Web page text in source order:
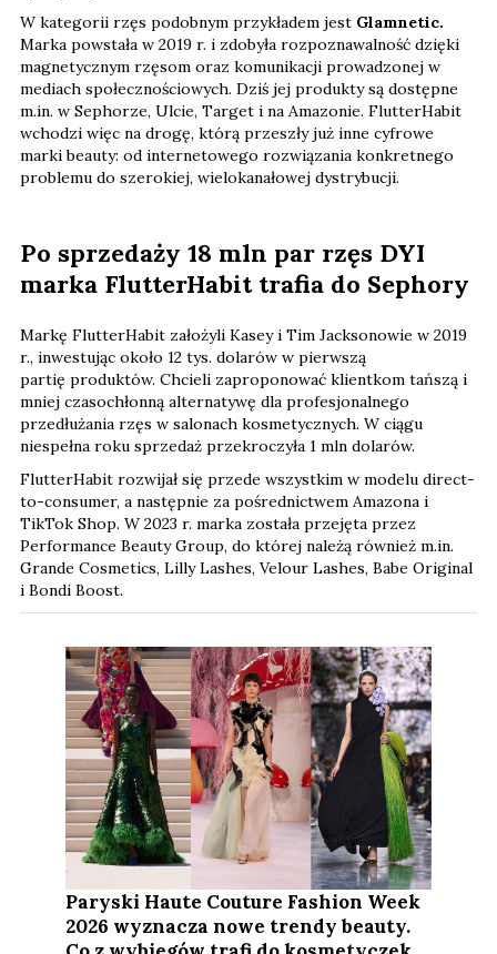
W kategorii rzęs podobnym przykładem jest Glamnetic.
Marka powstała w 2019 r. i zdobyła rozpoznawalność dzięki
magnetycznym rzęsom oraz komunikacji prowadzonej w
mediach społecznościowych. Dziś jej produkty są dostępne
m.in. w Sephorze, Ulcie, Target i na Amazonie. FlutterHabit
wchodzi więc na drogę, którą przeszły już inne cyfrowe
marki beauty: od internetowego rozwiązania konkretnego
problemu do szerokiej, wielokanałowej dystrybucji.
Po sprzedaży 18 mln par rzęs DYI
marka FlutterHabit trafia do Sephory
Markę FlutterHabit założyli Kasey i Tim Jacksonowie w 2019
r., inwestując około 12 tys. dolarów w pierwszą
partię produktów. Chcieli zaproponować klientkom tańszą i
mniej czasochłonną alternatywę dla profesjonalnego
przedłużania rzęs w salonach kosmetycznych. W ciągu
niespełna roku sprzedaż przekroczyła 1 mln dolarów.
FlutterHabit rozwijał się przede wszystkim w modelu direct-
to-consumer, a następnie za pośrednictwem Amazona i
TikTok Shop. W 2023 r. marka została przejęta przez
Performance Beauty Group, do której należą również m.in.
Grande Cosmetics, Lilly Lashes, Velour Lashes, Babe Original
i Bondi Boost.
Paryski Haute Couture Fashion Week
2026 wyznacza nowe trendy beauty.